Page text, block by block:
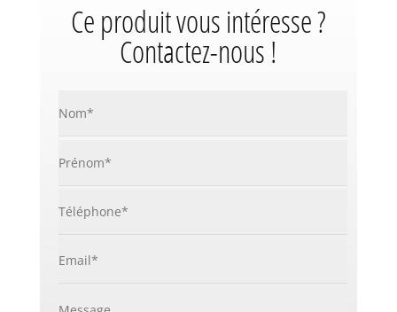
Ce produit vous intéresse ?
Contactez-nous !